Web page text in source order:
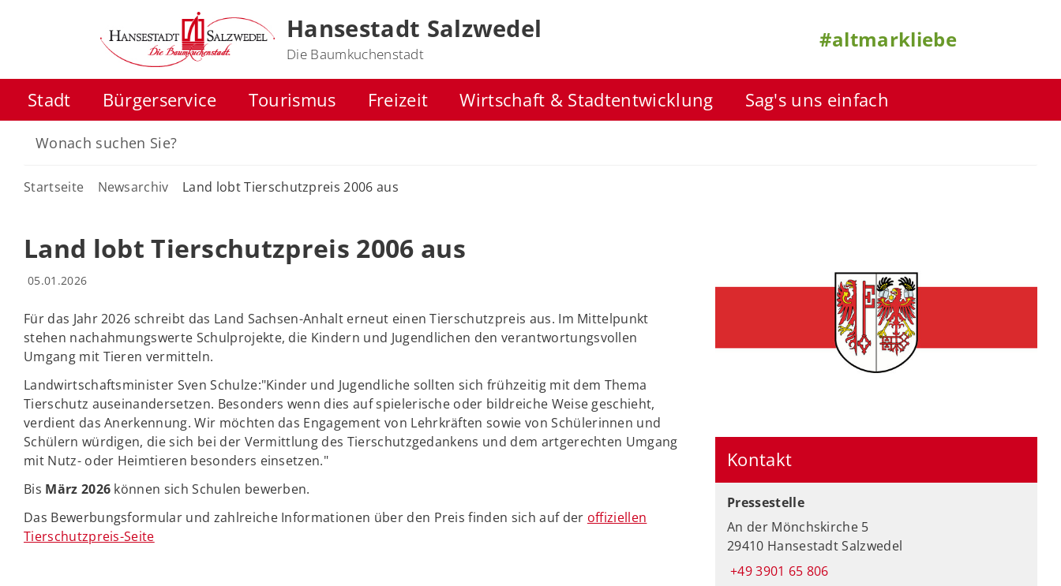
Hansestadt Salzwedel
Die Baumkuchenstadt
#altmarkliebe
Stadt Bürgerservice Tourismus Freizeit Wirtschaft & Stadtentwicklung Sag's uns einfach
Startseite Newsarchiv Land lobt Tierschutzpreis 2006 aus
Land lobt Tierschutzpreis 2006 aus
05.01.2026
Für das Jahr 2026 schreibt das Land Sachsen-Anhalt erneut einen Tierschutzpreis aus. Im Mittelpunkt
stehen nachahmungswerte Schulprojekte, die Kindern und Jugendlichen den verantwortungsvollen
Umgang mit Tieren vermitteln.
Landwirtschaftsminister Sven Schulze:"Kinder und Jugendliche sollten sich frühzeitig mit dem Thema
Tierschutz auseinandersetzen. Besonders wenn dies auf spielerische oder bildreiche Weise geschieht,
verdient das Anerkennung. Wir möchten das Engagement von Lehrkräften sowie von Schülerinnen und
Schülern würdigen, die sich bei der Vermittlung des Tierschutzgedankens und dem artgerechten Umgang
mit Nutz- oder Heimtieren besonders einsetzen."
Bis März 2026 können sich Schulen bewerben.
Das Bewerbungsformular und zahlreiche Informationen über den Preis finden sich auf der offiziellen
Tierschutzpreis-Seite
Kontakt
Pressestelle
An der Mönchskirche 5
29410 Hansestadt Salzwedel
+49 3901 65 806